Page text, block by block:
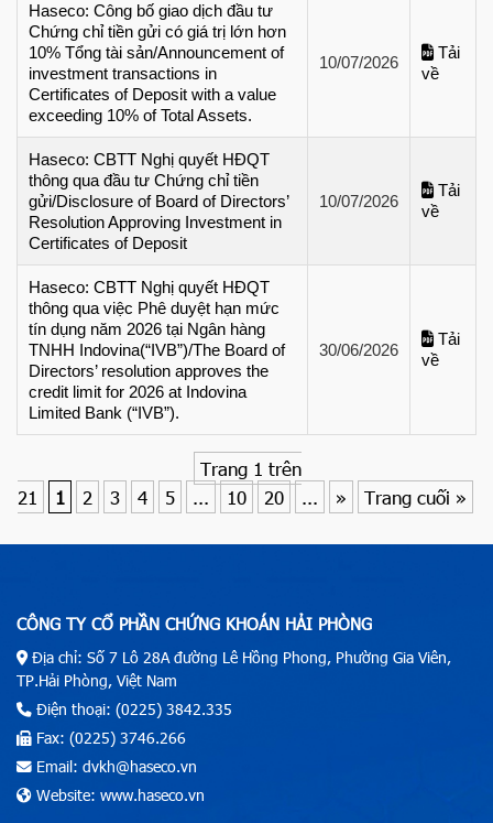
Haseco: Công bố giao dịch đầu tư
Chứng chỉ tiền gửi có giá trị lớn hơn
10% Tổng tài sản/Announcement of
investment transactions in
Certificates of Deposit with a value
exceeding 10% of Total Assets.
10/07/2026
Tải
về
Haseco: CBTT Nghị quyết HĐQT
thông qua đầu tư Chứng chỉ tiền
gửi/Disclosure of Board of Directors’
Resolution Approving Investment in
Certificates of Deposit
10/07/2026
Tải
về
Haseco: CBTT Nghị quyết HĐQT
thông qua việc Phê duyệt hạn mức
tín dụng năm 2026 tại Ngân hàng
TNHH Indovina(“IVB”)/The Board of
Directors’ resolution approves the
credit limit for 2026 at Indovina
Limited Bank (“IVB”).
30/06/2026
Tải
về
Trang 1 trên
21
1 2 3 4 5 ... 10 20 ... » Trang cuối »
CÔNG TY CỔ PHẦN CHỨNG KHOÁN HẢI PHÒNG
Địa chỉ: Số 7 Lô 28A đường Lê Hồng Phong, Phường Gia Viên,
TP.Hải Phòng, Việt Nam
Điện thoại: (0225) 3842.335
Fax: (0225) 3746.266
Email: dvkh@haseco.vn
Website: www.haseco.vn